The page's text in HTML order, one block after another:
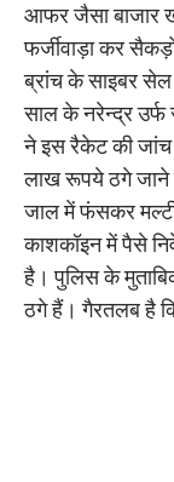
आफर जैसा बाजार
फर्जीवाड़ा कर
ब्रांच के साइबर सेल
साल के नरेन्द्र उर्फ
ने इस रैकेट की
लाख रूपये ठगे जाने
जाल में फंसकर
काशकॉइन में पैसे
है। पुलिस के
ठगे हैं। गैरतलब है